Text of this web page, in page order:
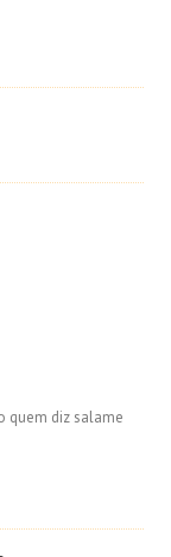
quem diz salame